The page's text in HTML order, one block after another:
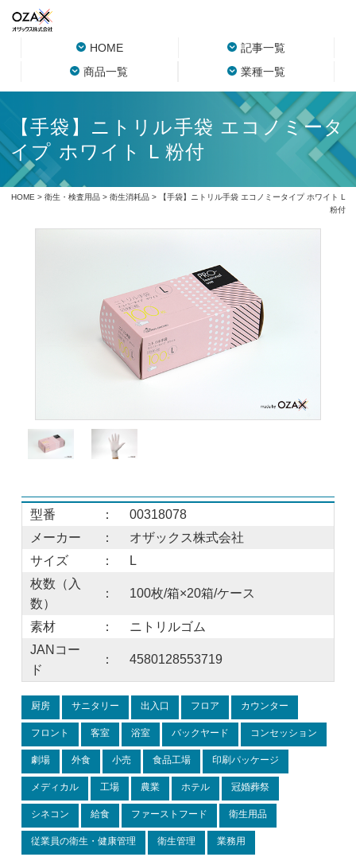
HOME
記事一覧
商品一覧
業種一覧
【手袋】ニトリル手袋 エコノミータ
イプ ホワイト L 粉付
HOME > 衛生・検査用品> 衛生消耗品> 【手袋】ニトリル手袋 エコノミータイプ ホワイト L
粉付
型番 ：
00318078
メーカー
：
オザックス株式会社
サイズ
：
L
枚数（入
数）
： 100枚/箱×20箱/ケース
素材 ：
ニトリルゴム
JANコー
ド
： 4580128553719
厨房 サニタリー 出入口 フロア カウンター
フロント 客室 浴室 バックヤード コンセッション
劇場 外食 小売 食品工場 印刷パッケージ
メディカル 工場 農業 ホテル 冠婚葬祭
シネコン 給食 ファーストフード 衛生用品
従業員の衛生・健康管理 衛生管理 業務用